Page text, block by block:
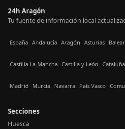
24h Aragón
Tu fuente de información local
España Andalucía Aragón Asturias
Castilla La-Mancha Castilla y León Cataluña
Madrid Murcia Navarra País Vasco
Secciones
Huesca